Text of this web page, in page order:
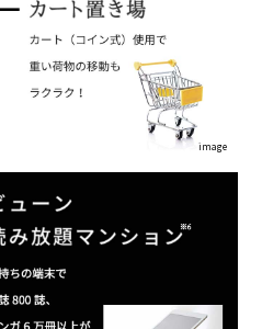
image